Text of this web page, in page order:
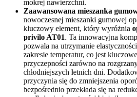
mokrej nawierzchni.
Zaawansowana mieszanka
nowoczesnej mieszanki gumowej
kluczowy element, który wyróżnia
privilo AT01. Ta innowacyjna
pozwala na utrzymanie
zakresie temperatur, co jest
przyczepności zarówno na
chłodniejszych letnich dni.
przyczynia się do zmniejszenia
bezpośrednio przekłada się na